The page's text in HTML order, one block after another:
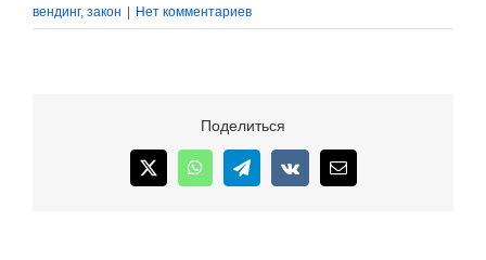
вендинг, закон Нет комментариев
Поделиться
X WhatsAppTelegram
Vk Email